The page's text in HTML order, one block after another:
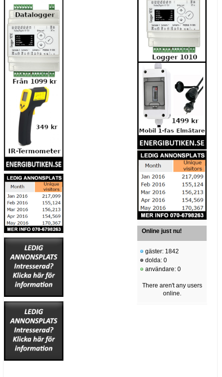
Online just nu!
gäster: 1842
dolda: 0
användare: 0
There aren't any users
online.